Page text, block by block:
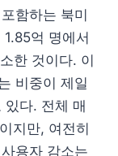
함하는 북미
억 명에서
한 것이다. 이
비중이 제일
있다. 전체 매
지만, 여전히
용자 감소는